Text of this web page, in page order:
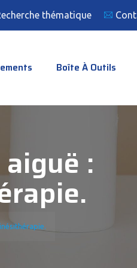
thématique
Boîte À Outils
: